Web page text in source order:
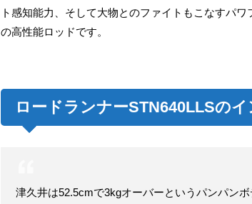
ト感知能力、そして大物とのファイトもこなすパ
の高性能ロッドです。
ロードランナーSTN640LLSのイ
津久井は52.5cmで3kgオーバーというパンパン